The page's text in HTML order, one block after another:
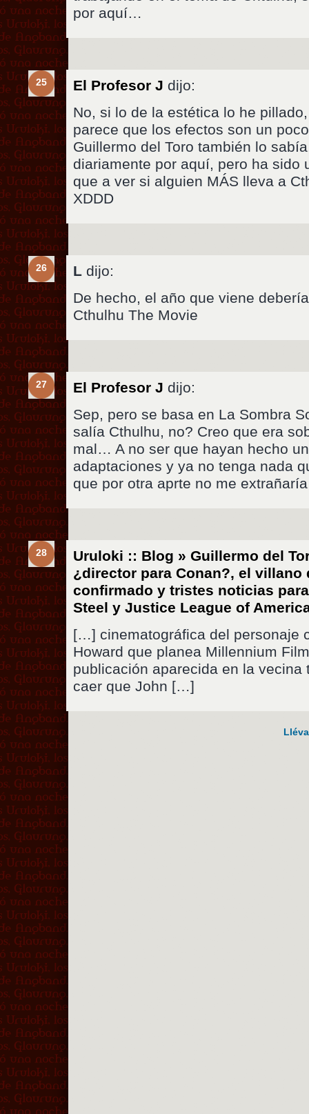
por aquí…
25 El Profesor J dijo:
No, si lo de la estética lo he
parece que los efectos son un
Guillermo del Toro también lo
diariamente por aquí, pero ha sido
que a ver si alguien MÁS lleva a
XDDD
26 L dijo:
De hecho, el año que viene
Cthulhu The Movie
27 El Profesor J dijo:
Sep, pero se basa en La Sombra
salía Cthulhu, no? Creo que era
mal… A no ser que hayan hecho
adaptaciones y ya no tenga nada
que por otra aprte no me
28
Uruloki :: Blog » Guillermo del
¿director para Conan?, el villano
confirmado y tristes noticias
Steel y Justice League of
[…] cinematográfica del personaje
Howard que planea Millennium
publicación aparecida en la vecina
caer que John […]